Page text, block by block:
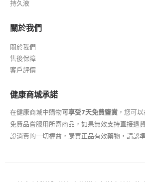
持久液
關於我們
關於我們
售後保障
客戶評價
健康商城承諾
在健康商城中購物可享受7天免費鑒賞 ，您可
免費品嘗服用所寄商品，如果無效支持直接退
證消費的一切權益，購買正品有效藥物，請認